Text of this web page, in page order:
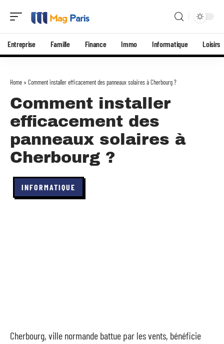
Entreprise Famille Finance Immo Informatique Loisirs
Home » Comment installer efficacement des panneaux solaires à Cherbourg ?
Comment installer
efficacement des
panneaux solaires à
Cherbourg ?
INFORMATIQUE
Cherbourg, ville normande battue par les vents, bénéficie